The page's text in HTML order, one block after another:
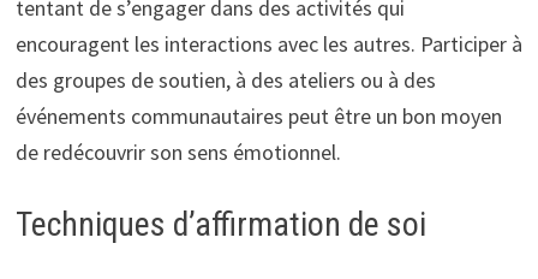
tentant de s’engager dans des activités qui
encouragent les interactions avec les autres. Participer à
des groupes de soutien, à des ateliers ou à des
événements communautaires peut être un bon moyen
de redécouvrir son sens émotionnel.
Techniques d’affirmation de soi